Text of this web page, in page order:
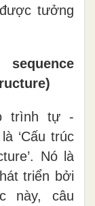
tưởng
trình tự -
‘Cấu trúc
Nó là
triển bởi
này, câu